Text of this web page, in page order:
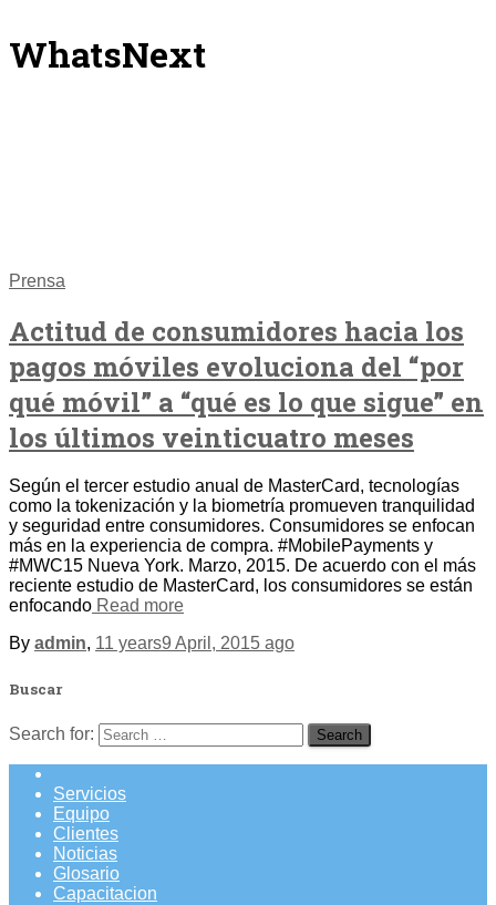
WhatsNext
Prensa
Actitud de consumidores hacia los
pagos móviles evoluciona del “por
qué móvil” a “qué es lo que sigue” en
los últimos veinticuatro meses
Según el tercer estudio anual de MasterCard, tecnologías
como la tokenización y la biometría promueven tranquilidad
y seguridad entre consumidores. Consumidores se enfocan
más en la experiencia de compra. #MobilePayments y
#MWC15 Nueva York. Marzo, 2015. De acuerdo con el más
reciente estudio de MasterCard, los consumidores se están
enfocando Read more
By admin, 11 years9 April, 2015 ago
Buscar
Search for:
Servicios
Equipo
Clientes
Noticias
Glosario
Capacitacion